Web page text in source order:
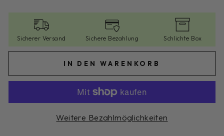
Sicherer Versand Sichere Bezahlung Schlichte Box
IN DEN WARENKORB
Weitere Bezahlmöglichkeiten